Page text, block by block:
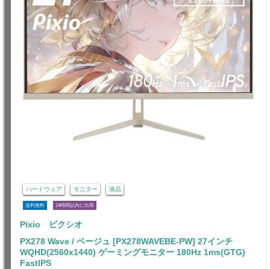
ハードウェア モニター 液晶
送料無料 24時間以内に出荷
Pixio ピクシオ
PX278 Wave / ベージュ [PX278WAVEBE-PW] 27インチ
WQHD(2560x1440) ゲーミングモニター 180Hz 1ms(GTG)
FastIPS